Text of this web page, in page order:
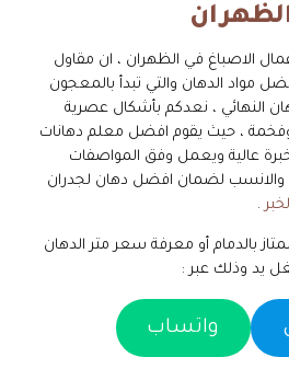
الاصباغ في الظهران ، ان مقاول
مواد الدهان والتي تبدأ بالمعجون
النهائي ، نعدكم بأشكال عصرية
، حيث يقوم افضل معلم دهانات
عالية ويعمل وفق المواصفات
والانسب لضمان افضل دهان لجدران
.
بالدمام أو معرفة سعر متر الدهان
يد وذلك عبر :
واتساب